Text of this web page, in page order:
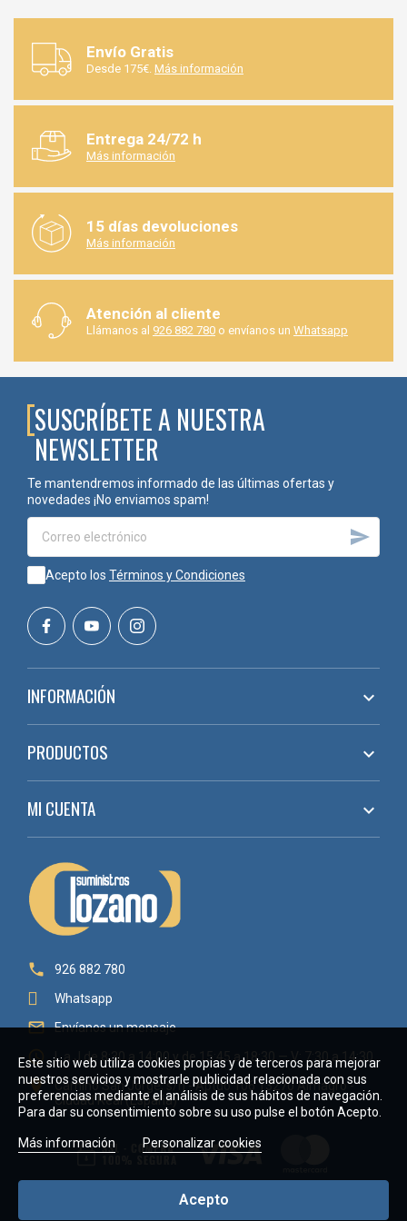
Envío Gratis
Desde 175€. Más información
Entrega 24/72 h
Más información
15 días devoluciones
Más información
Atención al cliente
Llámanos al 926 882 780 o envíanos un Whatsapp
SUSCRÍBETE A NUESTRA
NEWSLETTER
Te mantendremos informado de las últimas ofertas y
novedades ¡No enviamos spam!

Acepto los Términos y Condiciones
INFORMACIÓN 
PRODUCTOS 
MI CUENTA 

926 882 780
Whatsapp
 Envíanos un mensaje
 L a J de 8:30 a 14:00 y de 15:45 a 18:30 — V: 7:30 a 14:30

Camino San Jorge, s/n - Aptdo 106 13270 Almagro -
Ciudad Real (España)
Este sitio web utiliza cookies propias y de terceros para mejorar
nuestros servicios y mostrarle publicidad relacionada con sus
preferencias mediante el análisis de sus hábitos de navegación.
Para dar su consentimiento sobre su uso pulse el botón Acepto.
Más información Personalizar cookies
Acepto